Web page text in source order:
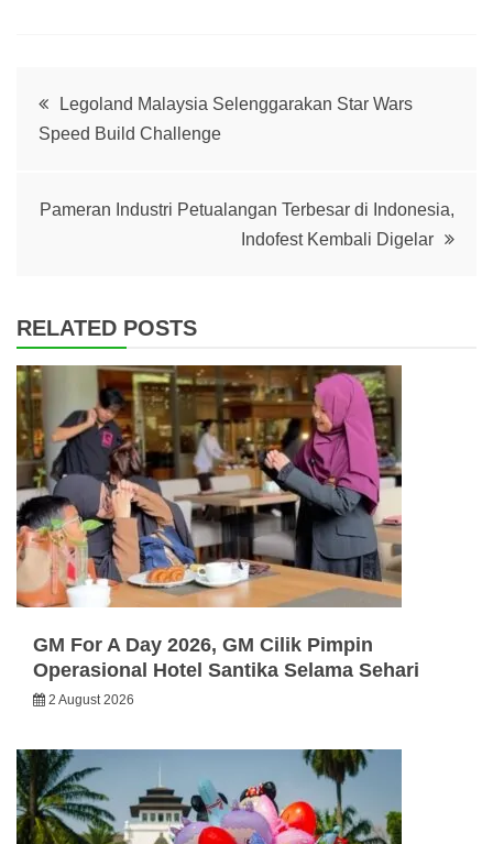
Post
navigation
Legoland Malaysia Selenggarakan Star Wars
Speed Build Challenge
Pameran Industri Petualangan Terbesar di Indonesia,
Indofest Kembali Digelar
RELATED POSTS
GM For A Day 2026, GM Cilik Pimpin
Operasional Hotel Santika Selama Sehari
2 August 2026